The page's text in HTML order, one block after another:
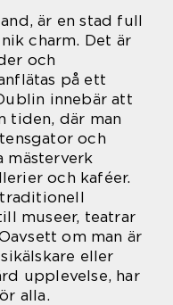
är en stad full
charm. Det är
och
på ett
innebär att
tiden, där man
och
mästerverk
och kaféer.
museer, teatrar
om man är
eller
upplevelse, har
alla.